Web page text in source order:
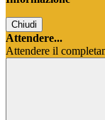
Chiudi
Attendere...
Attendere il